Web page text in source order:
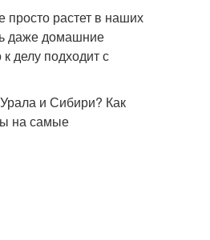
просто растет в наших
даже домашние
делу подходит с
и Сибири? Как
на самые